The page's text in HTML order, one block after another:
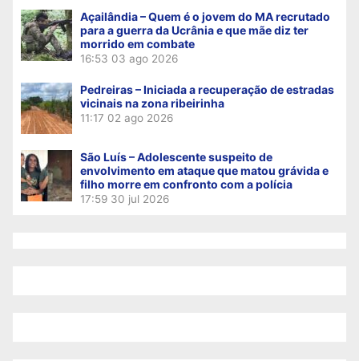
Açailândia – Quem é o jovem do MA recrutado
para a guerra da Ucrânia e que mãe diz ter
morrido em combate
16:53 03 ago 2026
Pedreiras – Iniciada a recuperação de estradas
vicinais na zona ribeirinha
11:17 02 ago 2026
São Luís – Adolescente suspeito de
envolvimento em ataque que matou grávida e
filho morre em confronto com a polícia
17:59 30 jul 2026